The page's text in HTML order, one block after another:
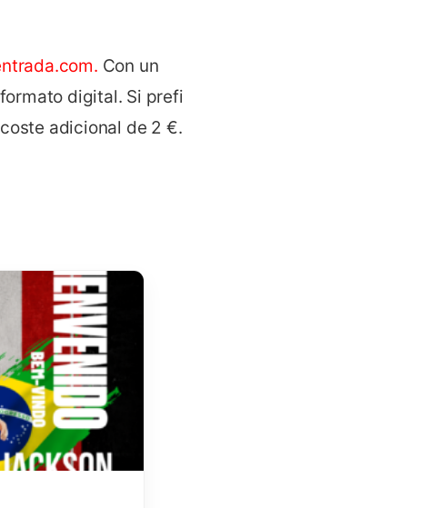
. Con un
digital. Si prefieres
adicional de 2 €.